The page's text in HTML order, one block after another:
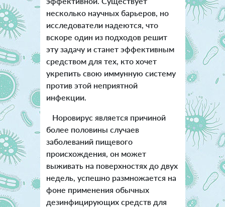
несколько научных барьеров, но
исследователи надеются, что
вскоре один из подходов решит
эту задачу и станет эффективным
средством для тех, кто хочет
укрепить свою иммунную систему
против этой неприятной
инфекции.
Норовирус является причиной
более половины случаев
заболеваний пищевого
происхождения, он может
выживать на поверхностях до двух
недель, успешно размножается на
фоне применения обычных
дезинфицирующих средств для